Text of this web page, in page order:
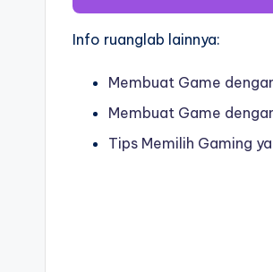
Info ruanglab lainnya:
Membuat Game
Membuat Game
Tips Memilih Gaming